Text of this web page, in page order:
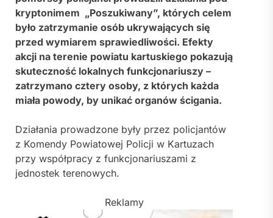
kryptonimem „Poszukiwany”, których celem
było zatrzymanie osób ukrywających się
przed wymiarem sprawiedliwości. Efekty
akcji na terenie powiatu kartuskiego pokazują
skuteczność lokalnych funkcjonariuszy –
zatrzymano cztery osoby, z których każda
miała powody, by unikać organów ścigania.
Działania prowadzone były przez policjantów
z Komendy Powiatowej Policji w Kartuzach
przy współpracy z funkcjonariuszami z
jednostek terenowych.
Reklamy